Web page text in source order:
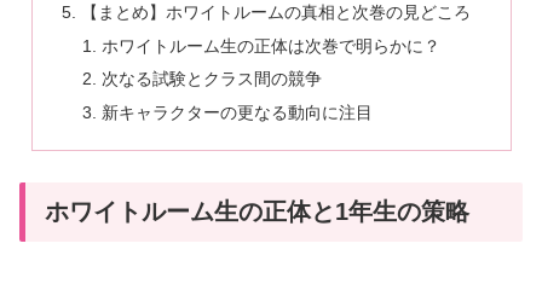
【まとめ】ホワイトルームの真相と次巻の見どころ
ホワイトルーム生の正体は次巻で明らかに？
次なる試験とクラス間の競争
新キャラクターの更なる動向に注目
ホワイトルーム生の正体と1年生の策略